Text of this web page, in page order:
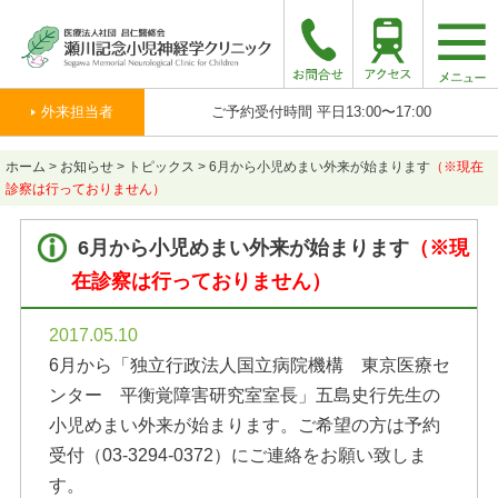
外来担当者 ご予約受付時間 平日13:00〜17:00
ホーム > お知らせ > トピックス > 6月から小児めまい外来が始まります （※現在
診察は行っておりません）
6月から小児めまい外来が始まります（※現
在診察は行っておりません）
2017.05.10
6月から「独立行政法人国立病院機構 東京医療セ
ンター 平衡覚障害研究室室長」五島史行先生の
小児めまい外来が始まります。ご希望の方は予約
受付（03-3294-0372）にご連絡をお願い致しま
す。